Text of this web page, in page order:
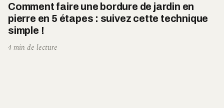
Comment faire une bordure de jardin en
pierre en 5 étapes : suivez cette technique
simple !
4 min de lecture